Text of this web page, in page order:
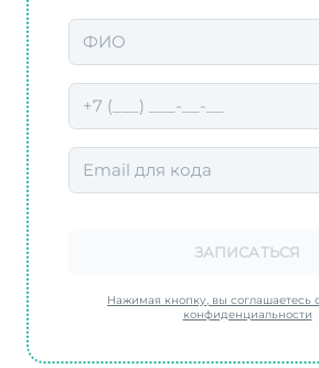
ЗАПИСАТЬСЯ
Нажимая кнопку, вы соглашаетесь
конфиденциальности